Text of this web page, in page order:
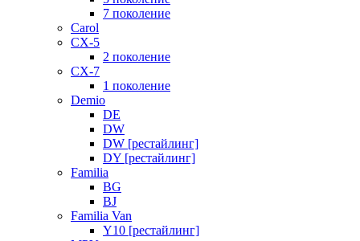
7 поколение
Carol
CX-5
2 поколение
CX-7
1 поколение
Demio
DE
DW
DW [рестайлинг]
DY [рестайлинг]
Familia
BG
BJ
Familia Van
Y10 [рестайлинг]